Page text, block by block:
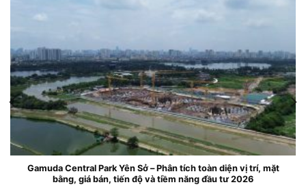
Central Park Yên Sở – Phân tích toàn diện vị trí, mặt
bằng, giá bán, tiến độ và tiềm năng đầu tư 2026